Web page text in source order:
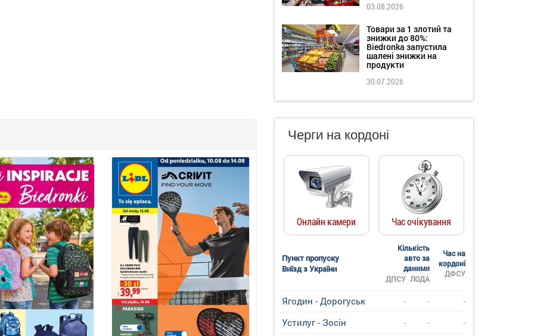
03.08.2026
Товари за 1 злотий та
знижки до 80%:
Biedronka запустила
шалені знижки на
продукти
30.07.2026
Черги на кордоні
Онлайн камери Час очікування
Пункт пропуску
Виїзд з України
Кількість
авто за
даними
Час на
кордоні
ДФСУ
ДПСУ ЛОДА
Ягодин - Дорогуськ - -
-
Устилуг - Зосін
- -
-